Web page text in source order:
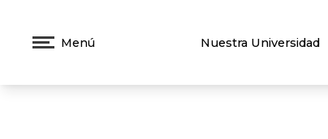
Menú Nuestra Universidad